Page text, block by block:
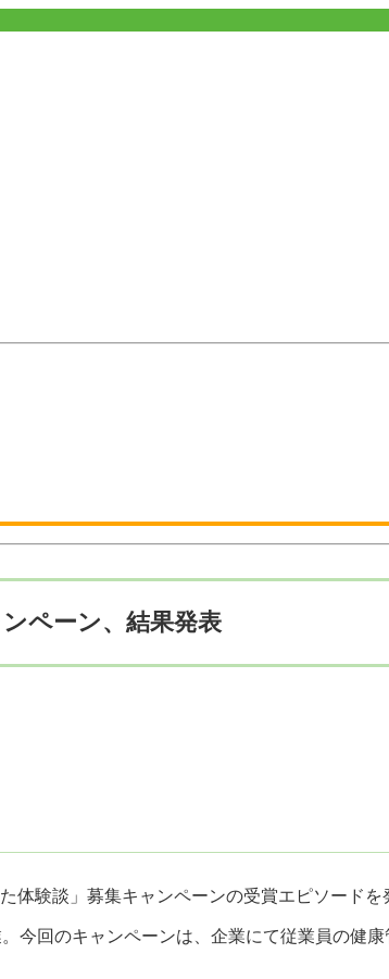
ペーン、結果発表
体験談」募集キャンペーンの受賞エピソードを
今回のキャンペーンは、企業にて従業員の健